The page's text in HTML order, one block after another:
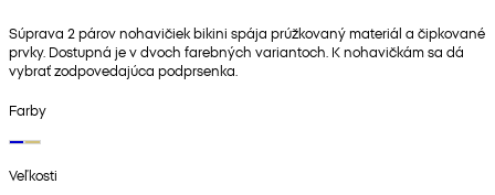
Súprava 2 párov nohavičiek bikini spája prúžkovaný materiál a čipkované
prvky. Dostupná je v dvoch farebných variantoch. K nohavičkám sa dá
vybrať zodpovedajúca podprsenka.
Farby
Veľkosti